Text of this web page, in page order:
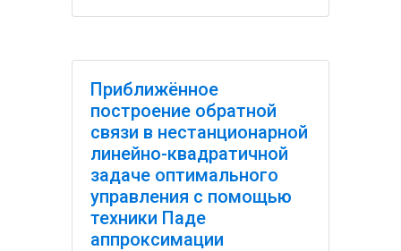
Приближённое
построение обратной
связи в нестанционарной
линейно-квадратичной
задаче оптимального
управления с помощью
техники Паде
аппроксимации